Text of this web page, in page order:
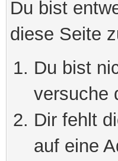
Du bist
diese Seite
Du bist
versuche
Dir fehlt
auf eine